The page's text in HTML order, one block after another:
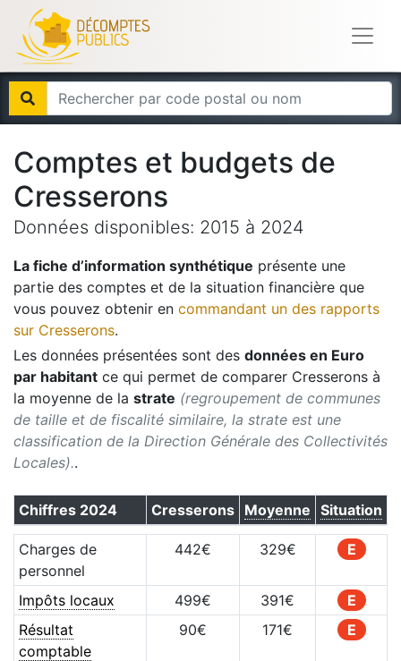
Comptes et budgets de
Cresserons
Données disponibles: 2015 à 2024
La fiche d’information synthétique présente une
partie des comptes et de la situation financière que
vous pouvez obtenir en commandant un des rapports
sur Cresserons.
Les données présentées sont des données en Euro
par habitant ce qui permet de comparer Cresserons à
la moyenne de la strate (regroupement de communes
de taille et de fiscalité similaire, la strate est une
classification de la Direction Générale des Collectivités
Locales)..
Chiffres 2024 Cresserons Moyenne Situation
Charges de
personnel
442€ 329€ E
Impôts locaux 499€ 391€
E
Résultat
comptable
90€ 171€ E